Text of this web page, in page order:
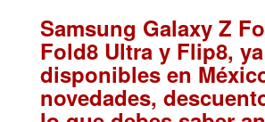
Samsung Galaxy Z
Fold8 Ultra y Flip8, ya
disponibles en
novedades,